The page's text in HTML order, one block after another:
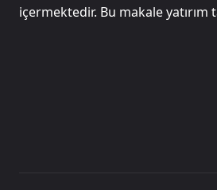
içermektedir. Bu makale yatırım